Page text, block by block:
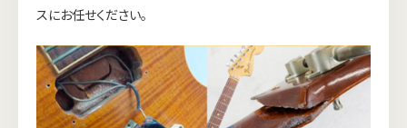
スにお任せください。